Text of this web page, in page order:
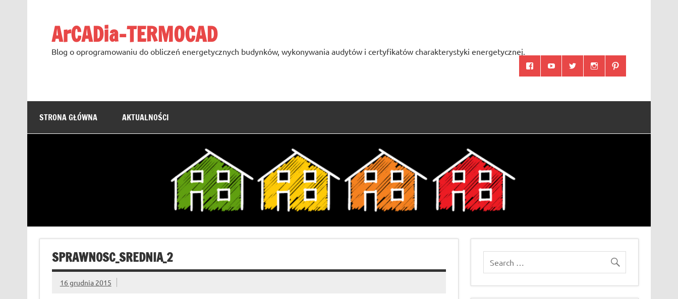
ArCADia-TERMOCAD
Blog o oprogramowaniu do obliczeń energetycznych budynków, wykonywania audytów i certyfikatów charakterystyki energetycznej.
STRONA GŁÓWNA AKTUALNOŚCI
SPRAWNOSC_SREDNIA_2
16 grudnia 2015